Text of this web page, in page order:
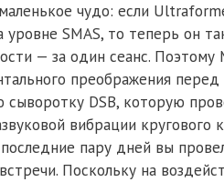
чудо: если
уровне SMAS, то теперь он
— за один сеанс.
преображения
сыворотку DSB, которую
вибрации кругового
пару дней вы
Поскольку на